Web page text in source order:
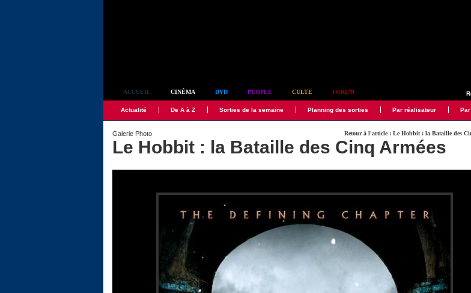
ACCUEIL CINÉMA DVD PEOPLE CULTE FORUM
Actualité De A à Z Sorties de la semaine Planning des sorties Par réalisateur
Retour à l'article : Le Hobbit : la Bataille des
Galerie Photo
Le Hobbit : la Bataille des Cinq Armées